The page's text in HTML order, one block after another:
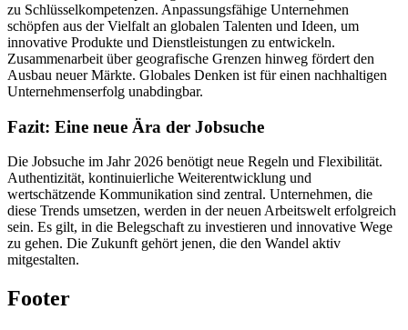
zu Schlüsselkompetenzen. Anpassungsfähige Unternehmen
schöpfen aus der Vielfalt an globalen Talenten und Ideen, um
innovative Produkte und Dienstleistungen zu entwickeln.
Zusammenarbeit über geografische Grenzen hinweg fördert den
Ausbau neuer Märkte. Globales Denken ist für einen nachhaltigen
Unternehmenserfolg unabdingbar.
Fazit: Eine neue Ära der Jobsuche
Die Jobsuche im Jahr 2026 benötigt neue Regeln und Flexibilität.
Authentizität, kontinuierliche Weiterentwicklung und
wertschätzende Kommunikation sind zentral. Unternehmen, die
diese Trends umsetzen, werden in der neuen Arbeitswelt erfolgreich
sein. Es gilt, in die Belegschaft zu investieren und innovative Wege
zu gehen. Die Zukunft gehört jenen, die den Wandel aktiv
mitgestalten.
Footer